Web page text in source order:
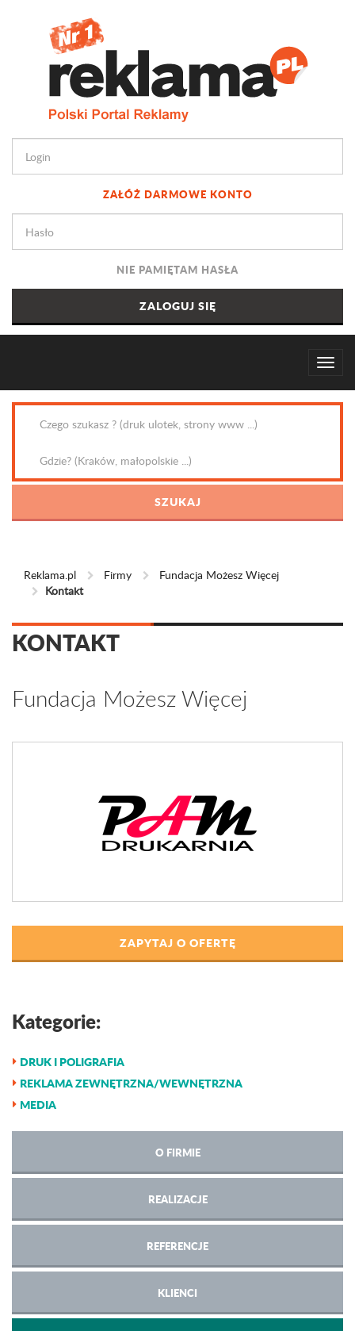
ZAŁÓŻ DARMOWE KONTO
NIE PAMIĘTAM HASŁA
Reklama.pl Firmy
Fundacja Możesz Więcej
Kontakt
KONTAKT
Fundacja Możesz Więcej
ZAPYTAJ O OFERTĘ
Kategorie:
DRUK I POLIGRAFIA
REKLAMA ZEWNĘTRZNA/WEWNĘTRZNA
MEDIA
O FIRMIE
REALIZACJE
REFERENCJE
KLIENCI